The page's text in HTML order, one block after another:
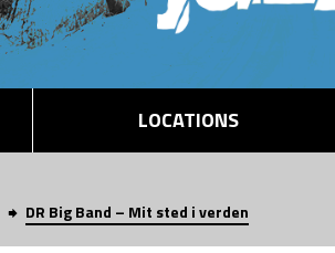
LOCATIONS
DR Big Band – Mit sted i verden